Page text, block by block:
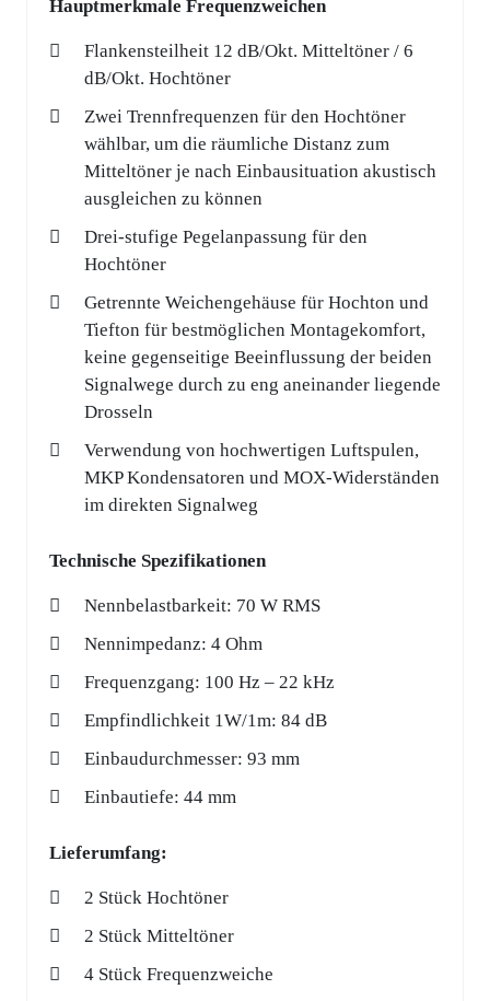
Hauptmerkmale Frequenzweichen
Flankensteilheit 12 dB/Okt. Mitteltöner / 6
dB/Okt. Hochtöner
Zwei Trennfrequenzen für den Hochtöner
wählbar, um die räumliche Distanz zum
Mitteltöner je nach Einbausituation akustisch
ausgleichen zu können
Drei-stufige Pegelanpassung für den
Hochtöner
Getrennte Weichengehäuse für Hochton und
Tiefton für bestmöglichen Montagekomfort,
keine gegenseitige Beeinflussung der beiden
Signalwege durch zu eng aneinander liegende
Drosseln
Verwendung von hochwertigen Luftspulen,
MKP Kondensatoren und MOX-Widerständen
im direkten Signalweg
Technische Spezifikationen
Nennbelastbarkeit: 70 W RMS
Nennimpedanz: 4 Ohm
Frequenzgang: 100 Hz – 22 kHz
Empfindlichkeit 1W/1m: 84 dB
Einbaudurchmesser: 93 mm
Einbautiefe: 44 mm
Lieferumfang:
2 Stück Hochtöner
2 Stück Mitteltöner
4 Stück Frequenzweiche